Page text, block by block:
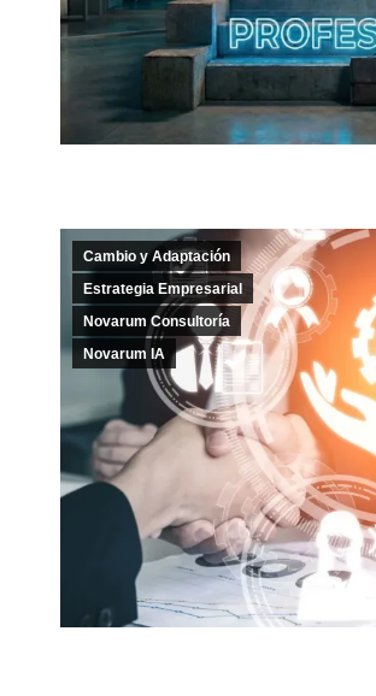
Cambio y Adaptación
Estrategia Empresarial
Novarum Consultoría
Novarum IA